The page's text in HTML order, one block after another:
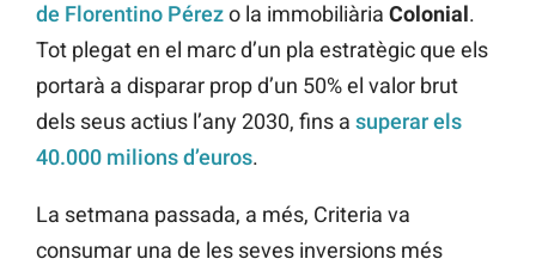
de Florentino Pérezo la immobiliària Colonial.
Tot plegat en el marc d’un pla estratègic que els
portarà a disparar prop d’un 50% el valor brut
dels seus actius l’any 2030, fins a superar els
40.000 milions d’euros.
La setmana passada, a més, Criteria va
consumar una de les seves inversions més